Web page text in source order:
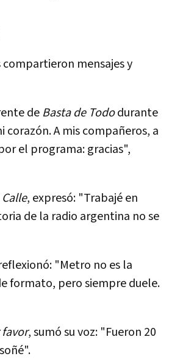
mensajes y
de Basta de Tododurante
corazón. A mis compañeros, a
el programa: gracias",
, expresó: "Trabajé en
de la radio argentina no se
"Metro no es la
formato, pero siempre duele.
, sumó su voz: "Fueron 20